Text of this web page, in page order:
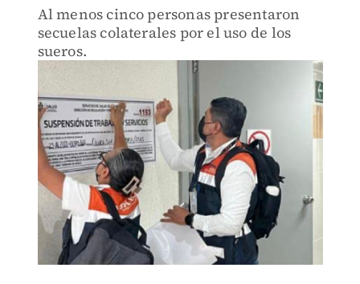
Al menos cinco personas presentaron
secuelas colaterales por el uso de los
sueros.